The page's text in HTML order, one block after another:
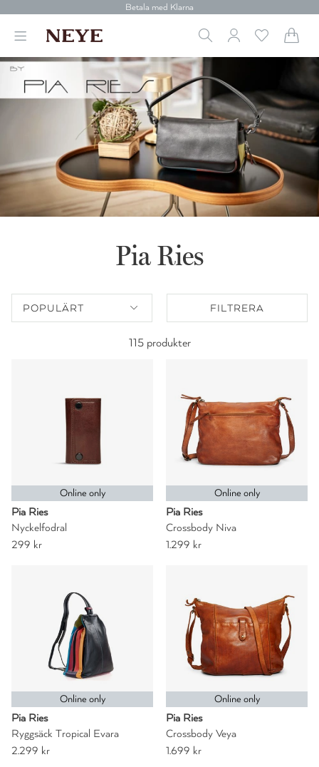
Betala med Klarna
Gratis frakt över 699 kr.
30 dagars retur
Betala med Klarna
Pia Ries
POPULÄRT FILTRERA
115 produkter
Online only
Pia Ries
Nyckelfodral
299 kr
Online only
Pia Ries
Crossbody Niva
1.299 kr
Online only
Pia Ries
Ryggsäck Tropical Evara
2.299 kr
Online only
Pia Ries
Crossbody Veya
1.699 kr